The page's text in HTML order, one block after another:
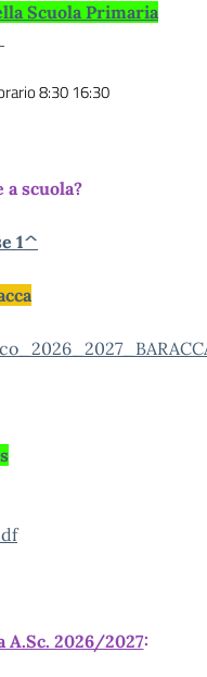
Scuola Primaria
8:30 16:30
scuola?
1^
A.Sc. 2026/2027: